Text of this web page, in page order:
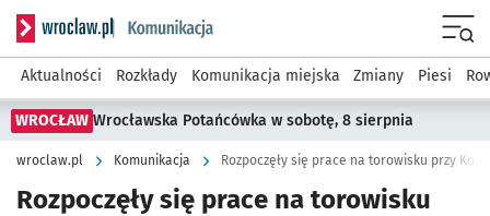
Serwis informacyjny wroclaw.pl podserwis: Komunikacja
Aktualności Rozkłady Komunikacja miejska Zmiany Piesi
WROCŁAW Wrocławska Potańcówka w sobotę, 8 sierpnia
wroclaw.pl Komunikacja Rozpoczęły się prace na torowisku przy
Rozpoczęły się prace na torowisku